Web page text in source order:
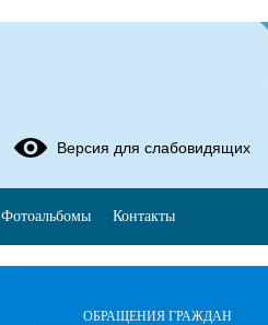
ОБРАЩЕНИЯ ГРАЖДАН
Версия для слабовидящих
Фотоальбомы Контакты